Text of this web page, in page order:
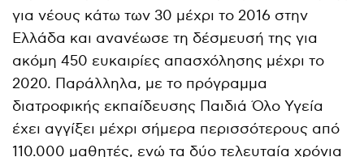
για νέους κάτω των 30 μέχρι το 2016 στην
Ελλάδα και ανανέωσε τη δέσμευσή της για
ακόμη 450 ευκαιρίες απασχόλησης μέχρι το
2020. Παράλληλα, με το πρόγραμμα
διατροφικής εκπαίδευσης Παιδιά Όλο Υγεία
έχει αγγίξει μέχρι σήμερα περισσότερους από
110.000 μαθητές, ενώ τα δύο τελευταία χρόνια